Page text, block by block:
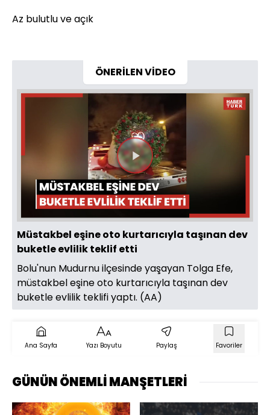
Az bulutlu ve açık
ÖNERİLEN VİDEO
Videoyu
Oynat
Müstakbel eşine oto kurtarıcıyla taşınan dev
buketle evlilik teklif etti
Bolu'nun Mudurnu ilçesinde yaşayan Tolga Efe,
müstakbel eşine oto kurtarıcıyla taşınan dev
buketle evlilik teklifi yaptı. (AA)
Ana Sayfa Yazı Boyutu Paylaş Favoriler
GÜNÜN ÖNEMLİ MANŞETLERİ